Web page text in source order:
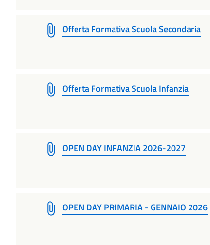
Offerta Formativa Scuola Secondaria
Offerta Formativa Scuola Infanzia
OPEN DAY INFANZIA 2026-2027
OPEN DAY PRIMARIA - GENNAIO 2026